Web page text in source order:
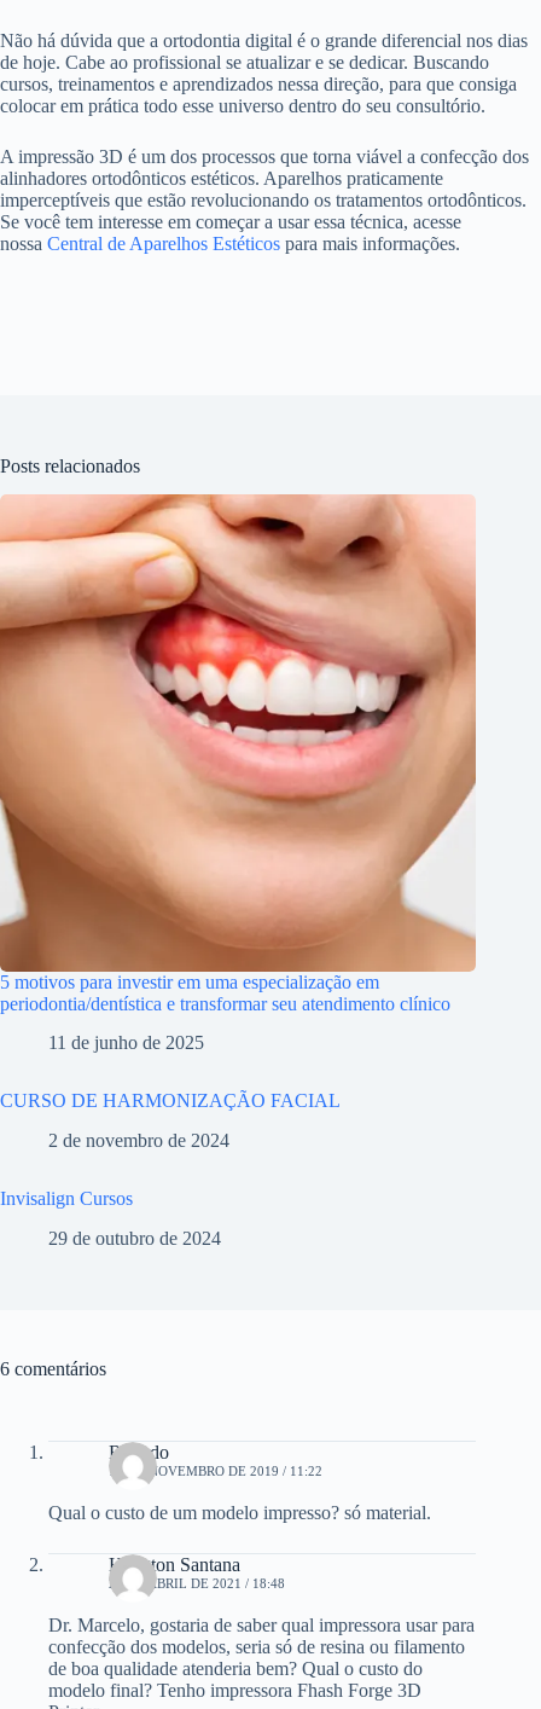
Não há dúvida que a ortodontia digital é o grande diferencial nos dias
de hoje. Cabe ao profissional se atualizar e se dedicar. Buscando
cursos, treinamentos e aprendizados nessa direção, para que consiga
colocar em prática todo esse universo dentro do seu consultório.
A impressão 3D é um dos processos que torna viável a confecção dos
alinhadores ortodônticos estéticos. Aparelhos praticamente
imperceptíveis que estão revolucionando os tratamentos ortodônticos.
Se você tem interesse em começar a usar essa técnica, acesse
nossa Central de Aparelhos Estéticos para mais informações.
Posts relacionados
5 motivos para investir em uma especialização em
periodontia/dentística e transformar seu atendimento clínico
11 de junho de 2025
CURSO DE HARMONIZAÇÃO FACIAL
2 de novembro de 2024
Invisalign Cursos
29 de outubro de 2024
6 comentários
Ricardo
16 DE NOVEMBRO DE 2019 / 11:22
Qual o custo de um modelo impresso? só material.
Heligton Santana
22 DE ABRIL DE 2021 / 18:48
Dr. Marcelo, gostaria de saber qual impressora usar para
confecção dos modelos, seria só de resina ou filamento
de boa qualidade atenderia bem? Qual o custo do
modelo final? Tenho impressora Fhash Forge 3D